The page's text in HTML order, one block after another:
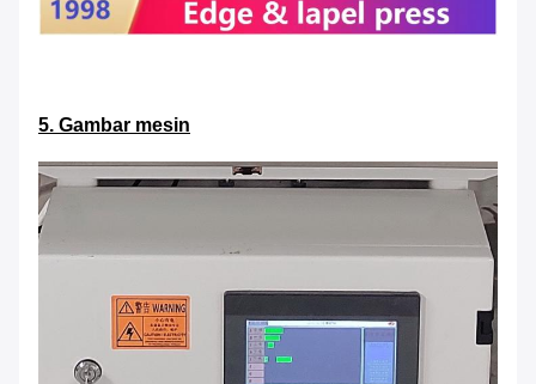
5. Gambar mesin